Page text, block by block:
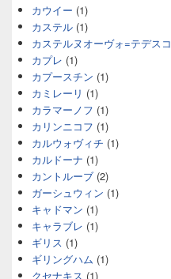
カウイー (1)
カステル (1)
カステルヌオーヴォ=テデスコ
カプレ (1)
カプースチン (1)
カミレーリ (1)
カラマーノフ (1)
カリンニコフ (1)
カルウォヴィチ (1)
カルドーナ (1)
カントルーブ (2)
ガーシュウィン (1)
キャドマン (1)
キャラブレ (1)
ギリス (1)
ギリングハム (1)
クセナキス (1)